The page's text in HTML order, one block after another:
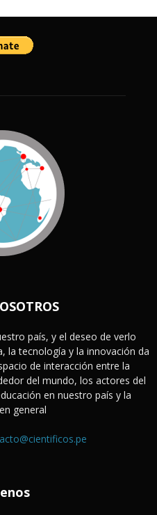
país, y el deseo de verlo
la tecnología y la innovación da
de interacción entre la
del mundo, los actores del
en nuestro país y la
general